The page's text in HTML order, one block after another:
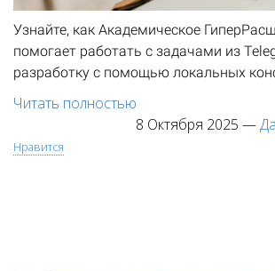
Узнайте, как Академическое
помогает работать с задачами из
разработку с помощью локальных
Читать полностью
8 Октября 2025 —
Нравится